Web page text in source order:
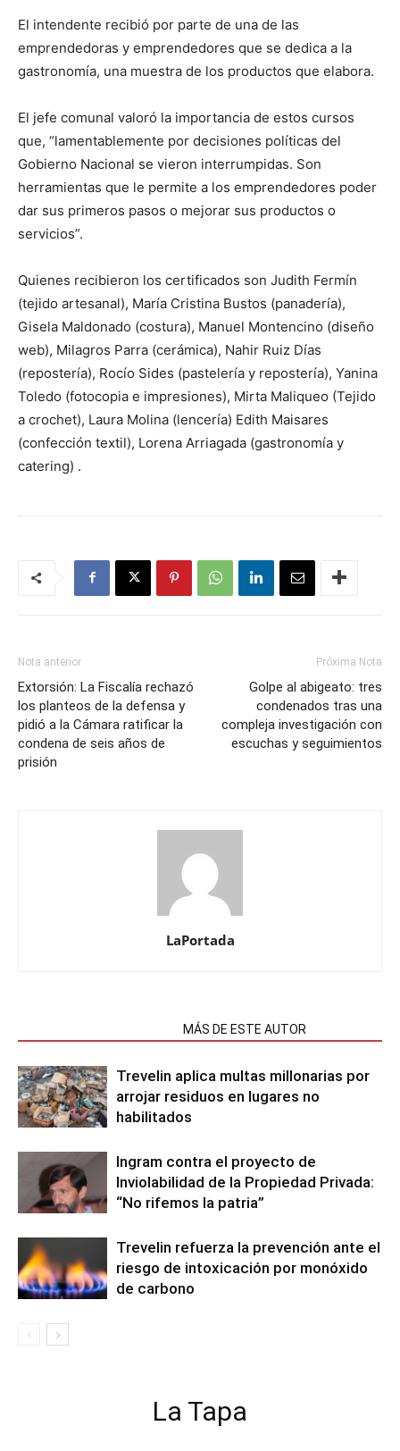
El intendente recibió por parte de una de las
emprendedoras y emprendedores que se dedica a la
gastronomía, una muestra de los productos que elabora.
El jefe comunal valoró la importancia de estos cursos
que, “lamentablemente por decisiones políticas del
Gobierno Nacional se vieron interrumpidas. Son
herramientas que le permite a los emprendedores poder
dar sus primeros pasos o mejorar sus productos o
servicios”.
Quienes recibieron los certificados son Judith Fermín
(tejido artesanal), María Cristina Bustos (panadería),
Gisela Maldonado (costura), Manuel Montencino (diseño
web), Milagros Parra (cerámica), Nahir Ruiz Días
(repostería), Rocío Sides (pastelería y repostería), Yanina
Toledo (fotocopia e impresiones), Mirta Maliqueo (Tejido
a crochet), Laura Molina (lencería) Edith Maisares
(confección textil), Lorena Arriagada (gastronomía y
catering) .
Nota anterior
Extorsión: La Fiscalía rechazó
los planteos de la defensa y
pidió a la Cámara ratificar la
condena de seis años de
prisión
Próxima Nota
Golpe al abigeato: tres
condenados tras una
compleja investigación con
escuchas y seguimientos
LaPortada
MÁS DE ESTE AUTOR
Trevelin aplica multas millonarias por
arrojar residuos en lugares no
habilitados
Ingram contra el proyecto de
Inviolabilidad de la Propiedad Privada:
“No rifemos la patria”
Trevelin refuerza la prevención ante el
riesgo de intoxicación por monóxido
de carbono
La Tapa